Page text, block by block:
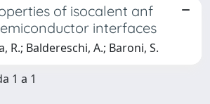
of isocalent anf
interfaces
R.; Baldereschi, A.; Baroni, S.
1 a 1